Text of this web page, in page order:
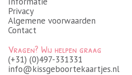
Privacy
Algemene voorwaarden
Contact
Vragen? Wij helpen graag
(+31) (0)497-331331
info@kissgeboortekaartjes.nl